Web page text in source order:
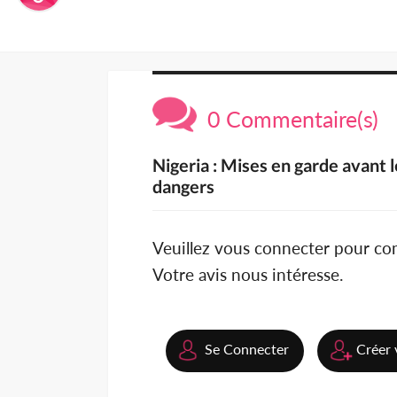
0 Commentaire(s)
Nigeria : Mises en garde
dangers
Veuillez vous connecter pour
Votre avis nous intéresse.
Se Connecter Créer